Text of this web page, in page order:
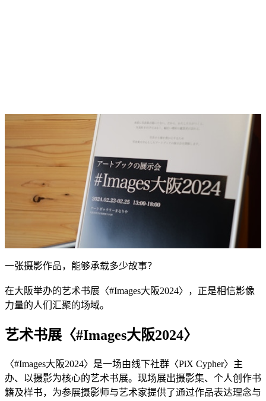
一张摄影作品，能够承载多少故事？
在大阪举办的艺术书展〈#Images大阪2024〉，正是相信影像
力量的人们汇聚的场域。
艺术书展〈#Images大阪2024〉
〈#Images大阪2024〉是一场由线下社群〈PiX Cypher〉主
办、以摄影为核心的艺术书展。现场展出摄影集、个人创作书
籍及样书，为参展摄影师与艺术家提供了通过作品表达理念与